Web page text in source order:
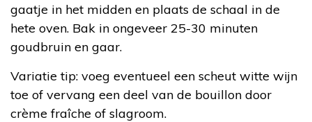
gaatje in het midden en plaats de schaal in de
hete oven. Bak in ongeveer 25-30 minuten
goudbruin en gaar.
Variatie tip: voeg eventueel een scheut witte wijn
toe of vervang een deel van de bouillon door
crème fraîche of slagroom.